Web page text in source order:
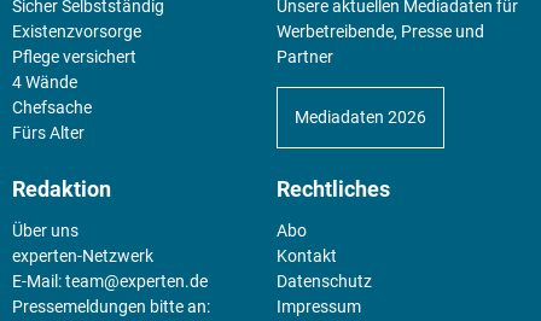
Sicher Selbstständig
Existenz­vorsorge
Pflege versichert
4 Wände
Chefsache
Fürs Alter
Unsere aktuellen Mediadaten für
Werbetreibende, Presse und
Partner
Mediadaten 2026
Redaktion
Über uns
experten-Netzwerk
E-Mail:team@experten.de
Pressemeldungen bitte an:
Rechtliches
Abo
Kontakt
Datenschutz
Impressum